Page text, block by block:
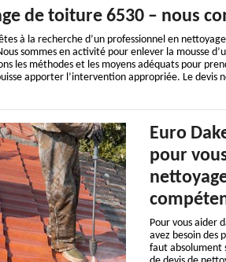
de toiture 6530 – nous
à la recherche d’un professionnel en
sommes en activité pour enlever la mousse
les méthodes et les moyens adéquats pour
apporter l’intervention appropriée. Le
Euro
pour
Pour vous aider
avez besoin des
faut absolument